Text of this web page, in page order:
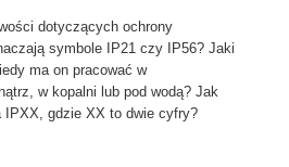
dotyczących ochrony
symbole IP21 czy IP56? Jaki
ma on pracować w
w kopalni lub pod wodą? Jak
gdzie XX to dwie cyfry?